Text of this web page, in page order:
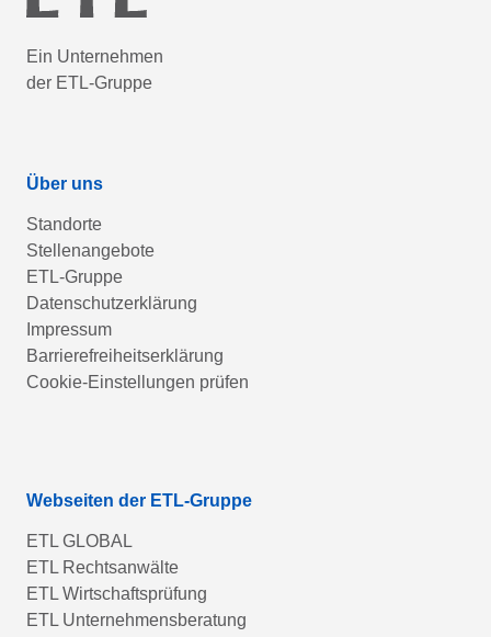
Ein Unternehmen
der ETL-Gruppe
Über uns
Standorte
Stellenangebote
ETL-Gruppe
Datenschutzerklärung
Impressum
Barrierefreiheitserklärung
Cookie-Einstellungen prüfen
Webseiten der ETL-Gruppe
ETL GLOBAL
ETL Rechtsanwälte
ETL Wirtschaftsprüfung
ETL Unternehmensberatung